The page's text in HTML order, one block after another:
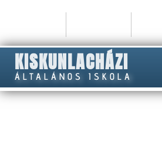
KISKUNLACHÁZI
ÁLTALÁNOS ISKOLA